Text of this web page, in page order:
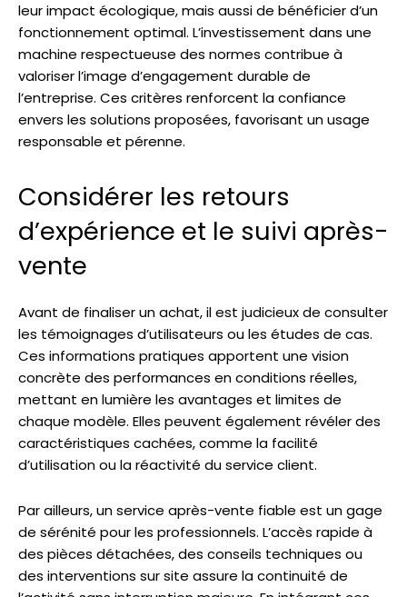
leur impact écologique, mais aussi de bénéficier d’un
fonctionnement optimal. L’investissement dans une
machine respectueuse des normes contribue à
valoriser l’image d’engagement durable de
l’entreprise. Ces critères renforcent la confiance
envers les solutions proposées, favorisant un usage
responsable et pérenne.
Considérer les retours
d’expérience et le suivi après-
vente
Avant de finaliser un achat, il est judicieux de consulter
les témoignages d’utilisateurs ou les études de cas.
Ces informations pratiques apportent une vision
concrète des performances en conditions réelles,
mettant en lumière les avantages et limites de
chaque modèle. Elles peuvent également révéler des
caractéristiques cachées, comme la facilité
d’utilisation ou la réactivité du service client.
Par ailleurs, un service après-vente fiable est un gage
de sérénité pour les professionnels. L’accès rapide à
des pièces détachées, des conseils techniques ou
des interventions sur site assure la continuité de